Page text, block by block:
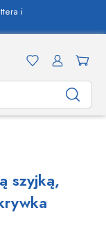
i
szyjką,